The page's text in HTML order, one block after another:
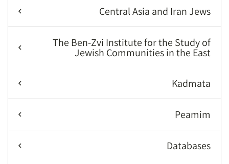
Central Asia and Iran Jews
The Ben-Zvi Institute for the Study of
Jewish Communities in the East
Kadmata
Peamim
Databases